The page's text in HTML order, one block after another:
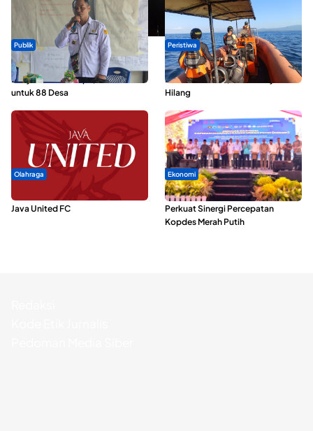
Publik
ABDESI Morotai Apresiasi
Penyaluran ADD Rp3,13 Miliar
untuk 88 Desa
Peristiwa
Dua Longboat Bertabrakan di
Perairan Taliabu, Satu Nelayan
Hilang
Olahraga
Dari Malut United Berubah Jadi
Java United FC
Ekonomi
Seminar di Ternate, Mendes
Perkuat Sinergi Percepatan
Kopdes Merah Putih